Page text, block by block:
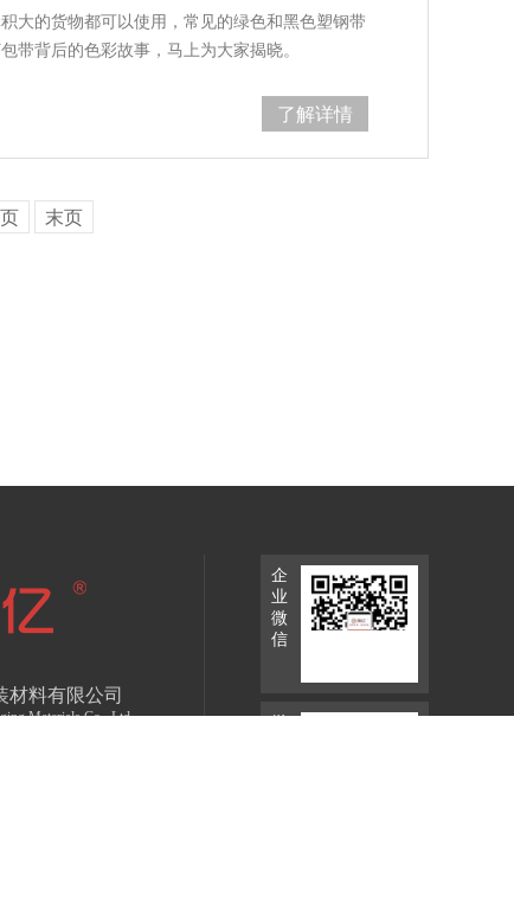
大的货物都可以使用，常见的绿色和黑色塑钢带
带背后的色彩故事，马上为大家揭晓。
了解详情
末页
材料有限公司
Materials Co., Ltd.
企
业
微
信